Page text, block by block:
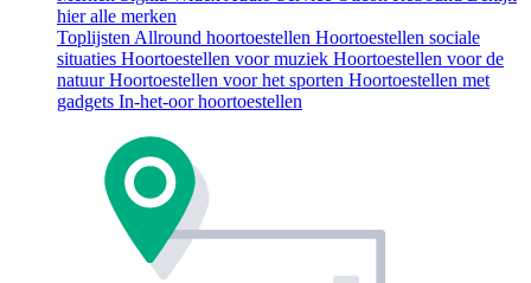
hier alle merken
ToplijstenAllround hoortoestellen Hoortoestellen sociale
situaties Hoortoestellen voor muziek Hoortoestellen voor de
natuurHoortoestellen voor het sporten Hoortoestellen met
gadgets In-het-oor hoortoestellen